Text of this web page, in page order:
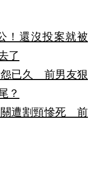
！還沒投案就被
了
怨已久 前男友狠
？
關遭割頸慘死 前